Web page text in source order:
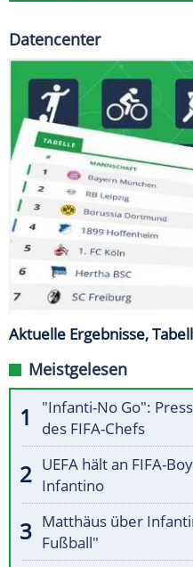
Datencenter
Aktuelle Ergebnisse,
Meistgelesen
"Infanti-No Go":
des FIFA-Chefs
UEFA hält an FIFA-
Infantino
Matthäus über
Fußball"